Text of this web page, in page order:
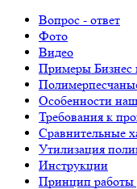
Вопрос - ответ
Фото
Видео
Примеры Бизнес
Особенности
Требования к
Сравнительные
Утилизация
Инструкции
Принцип работы